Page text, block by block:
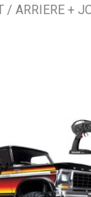
/ ARRIERE +